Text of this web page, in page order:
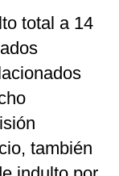
total a 14
también